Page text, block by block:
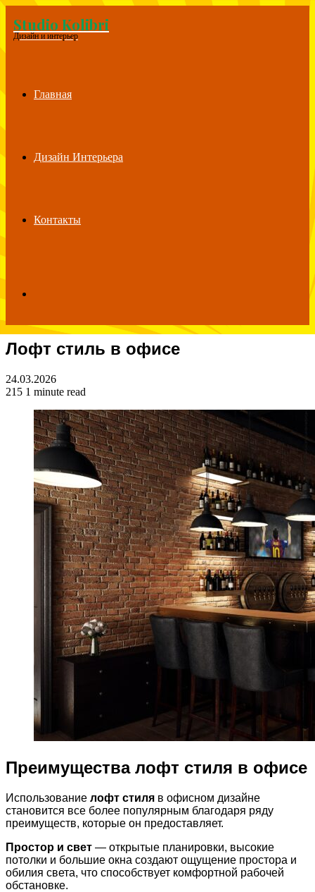
Menu
Studio Kolibri
Дизайн и интерьер
Главная
Дизайн Интерьера
Контакты
for
Лофт стиль в офисе
24.03.2026
215 1 minute read
Преимущества лофт стиля в офисе
Использование лофт стиля в офисном дизайне
становится все более популярным благодаря ряду
преимуществ, которые он предоставляет.
Простор и свет — открытые планировки, высокие
потолки и большие окна создают ощущение простора и
обилия света, что способствует комфортной рабочей
обстановке.